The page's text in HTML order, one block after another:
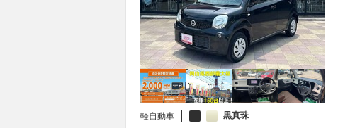
軽自動車 黒真珠